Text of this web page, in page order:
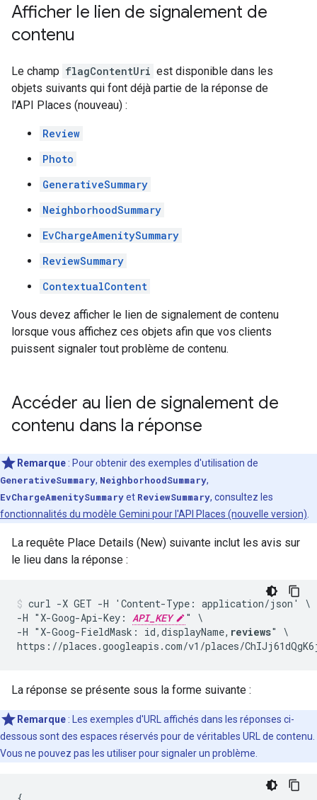
Afficher le lien de signalement de
contenu
Le champ flagContentUri est disponible dans les
objets suivants qui font déjà partie de la réponse de
l'API Places (nouveau) :
Review
Photo
GenerativeSummary
NeighborhoodSummary
EvChargeAmenitySummary
ReviewSummary
ContextualContent
Vous devez afficher le lien de signalement de contenu
lorsque vous affichez ces objets afin que vos clients
puissent signaler tout problème de contenu.
Accéder au lien de signalement de
contenu dans la réponse
Remarque : Pour obtenir des exemples d'utilisation de
GenerativeSummary, NeighborhoodSummary,
EvChargeAmenitySummaryet ReviewSummary, consultez les
fonctionnalités du modèle Gemini pour l'API Places (nouvelle version)
La requête Place Details (New) suivante inclut les avis sur
le lieu dans la réponse :
curl -X GET -H 'Content-Type: application/json' \
-H "X-Goog-Api-Key: API_KEY
" \
-H "X-Goog-FieldMask: id,displayName, reviews" \
La réponse se présente sous la forme suivante :
Remarque : Les exemples d'URL affichés dans les réponses ci-
dessous sont des espaces réservés pour de véritables URL de contenu.
Vous ne pouvez pas les utiliser pour signaler un problème.